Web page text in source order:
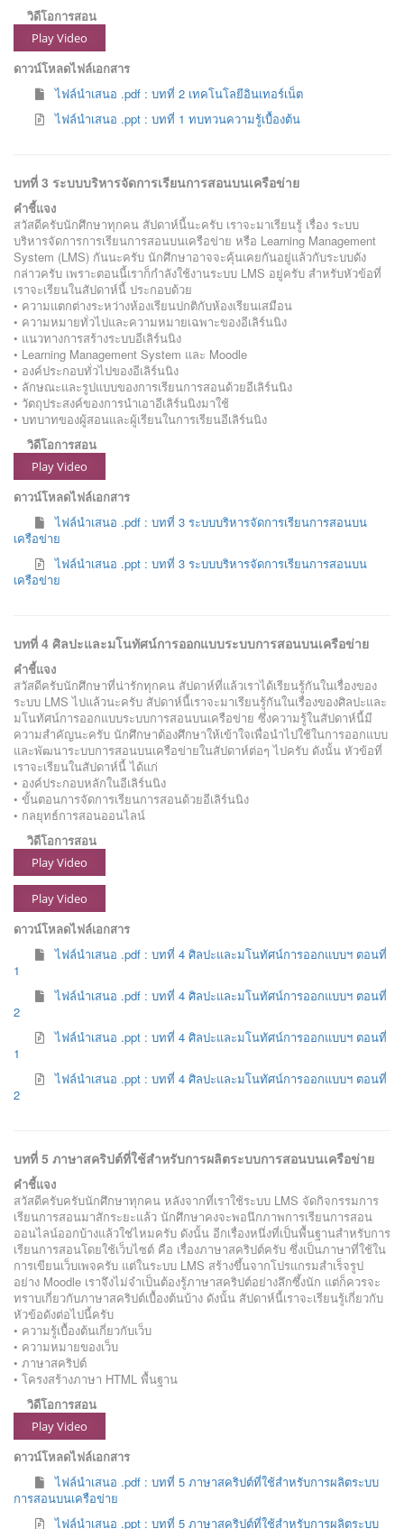
วิดีโอการสอน
Play Video
ดาวน์โหลดไฟล์เอกสาร
ไฟล์นำเสนอ .pdf : บทที่ 2 เทคโนโลยีอินเทอร์เน็ต
ไฟล์นำเสนอ .ppt : บทที่ 1 ทบทวนความรู้เบื้องต้น
บทที่ 3 ระบบบริหารจัดการเรียนการสอนบนเครือข่าย
คำชี้แจง
สวัสดีครับนักศึกษาทุกคน สัปดาห์นี้นะครับ เราจะมาเรียนรู้ เรื่อง ระบบ
บริหารจัดการการเรียนการสอนบนเครือข่าย หรือ Learning Management
System (LMS) กันนะครับ นักศึกษาอาจจะคุ้นเคยกันอยู่แล้วกับระบบดัง
กล่าวครับ เพราะตอนนี้เราก็กำลังใช้งานระบบ LMS อยู่ครับ สำหรับหัวข้อที่
เราจะเรียนในสัปดาห์นี้ ประกอบด้วย
• ความแตกต่างระหว่างห้องเรียนปกติกับห้องเรียนเสมือน
• ความหมายทั่วไปและความหมายเฉพาะของอีเลิร์นนิง
• แนวทางการสร้างระบบอีเลิร์นนิง
• Learning Management System และ Moodle
• องค์ประกอบทั่วไปของอีเลิร์นนิง
• ลักษณะและรูปแบบของการเรียนการสอนด้วยอีเลิร์นนิง
• วัตถุประสงค์ของการนำเอาอีเลิร์นนิงมาใช้
• บทบาทของผู้สอนและผู้เรียนในการเรียนอีเลิร์นนิง
วิดีโอการสอน
Play Video
ดาวน์โหลดไฟล์เอกสาร
ไฟล์นำเสนอ .pdf : บทที่ 3 ระบบบริหารจัดการเรียนการสอนบน
เครือข่าย
ไฟล์นำเสนอ .ppt : บทที่ 3 ระบบบริหารจัดการเรียนการสอนบน
เครือข่าย
บทที่ 4 ศิลปะและมโนทัศน์การออกแบบระบบการสอนบนเครือข่าย
คำชี้แจง
สวัสดีครับนักศึกษาที่น่ารักทุกคน สัปดาห์ที่แล้วเราได้เรียนรู้กันในเรื่องของ
ระบบ LMS ไปแล้วนะครับ สัปดาห์นี้เราจะมาเรียนรู้กันในเรื่องของศิลปะและ
มโนทัศน์การออกแบบระบบการสอนบนเครือข่าย ซึ่งความรู้ในสัปดาห์นี้มี
ความสำคัญนะครับ นักศึกษาต้องศึกษาให้เข้าใจเพื่อนำไปใช้ในการออกแบบ
และพัฒนาระบบการสอนบนเครือข่ายในสัปดาห์ต่อๆ ไปครับ ดังนั้น หัวข้อที่
เราจะเรียนในสัปดาห์นี้ ได้แก่
• องค์ประกอบหลักในอีเลิร์นนิง
• ขั้นตอนการจัดการเรียนการสอนด้วยอีเลิร์นนิง
• กลยุทธ์การสอนออนไลน์
วิดีโอการสอน
Play Video
Play Video
ดาวน์โหลดไฟล์เอกสาร
ไฟล์นำเสนอ .pdf : บทที่ 4 ศิลปะและมโนทัศน์การออกแบบฯ ตอนที่
1
ไฟล์นำเสนอ .pdf : บทที่ 4 ศิลปะและมโนทัศน์การออกแบบฯ ตอนที่
2
ไฟล์นำเสนอ .ppt : บทที่ 4 ศิลปะและมโนทัศน์การออกแบบฯ ตอนที่
1
ไฟล์นำเสนอ .ppt : บทที่ 4 ศิลปะและมโนทัศน์การออกแบบฯ ตอนที่
2
บทที่ 5 ภาษาสคริปต์ที่ใช้สำหรับการผลิตระบบการสอนบนเครือข่าย
คำชี้แจง
สวัสดีครับครับนักศึกษาทุกคน หลังจากที่เราใช้ระบบ LMS จัดกิจกรรมการ
เรียนการสอนมาสักระยะแล้ว นักศึกษาคงจะพอนึกภาพการเรียนการสอน
ออนไลน์ออกบ้างแล้วใช่ไหมครับ ดังนั้น อีกเรื่องหนึ่งที่เป็นพื้นฐานสำหรับการ
เรียนการสอนโดยใช้เว็บไซต์ คือ เรื่องภาษาสคริปต์ครับ ซึ่งเป็นภาษาที่ใช้ใน
การเขียนเว็บเพจครับ แต่ในระบบ LMS สร้างขึ้นจากโปรแกรมสำเร็จรูป
อย่าง Moodle เราจึงไม่จำเป็นต้องรู้ภาษาสคริปต์อย่างลึกซึ้งนัก แต่ก็ควรจะ
ทราบเกี่ยวกับภาษาสคริปต์เบื้องต้นบ้าง ดังนั้น สัปดาห์นี้เราจะเรียนรู้เกี่ยวกับ
หัวข้อดังต่อไปนี้ครับ
• ความรู้เบื้องต้นเกี่ยวกับเว็บ
• ความหมายของเว็บ
• ภาษาสคริปต์
• โครงสร้างภาษา HTML พื้นฐาน
วิดีโอการสอน
Play Video
ดาวน์โหลดไฟล์เอกสาร
ไฟล์นำเสนอ .pdf : บทที่ 5 ภาษาสคริปต์ที่ใช้สำหรับการผลิตระบบ
การสอนบนเครือข่าย
ไฟล์นำเสนอ .ppt : บทที่ 5 ภาษาสคริปต์ที่ใช้สำหรับการผลิตระบบ